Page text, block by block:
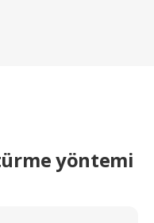
yöntemi